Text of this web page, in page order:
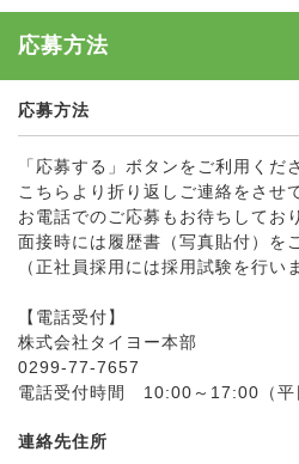
応募方法
応募方法
「応募する」ボタンをご利用くだ
こちらより折り返しご連絡をさせ
お電話でのご応募もお待ちしてお
面接時には履歴書（写真貼付）を
（正社員採用には採用試験を行い
【電話受付】
株式会社タイヨー本部
0299-77-7657
電話受付時間 10:00～17:00（平
連絡先住所